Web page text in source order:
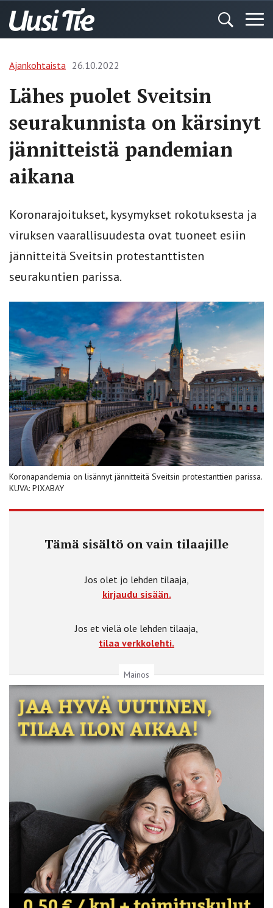
Ajankohtaista 26.10.2022
Lähes puolet Sveitsin
seurakunnista on kärsinyt
jännitteistä pandemian
aikana
Koronarajoitukset, kysymykset rokotuksesta ja
viruksen vaarallisuudesta ovat tuoneet esiin
jännitteitä Sveitsin protestanttisten
seurakuntien parissa.
Koronapandemia on lisännyt jännitteitä Sveitsin protestanttien parissa.
KUVA: PIXABAY
Tämä sisältö on vain tilaajille
Jos olet jo lehden tilaaja,
kirjaudu sisään.
Jos et vielä ole lehden tilaaja,
tilaa verkkolehti.
Mainos